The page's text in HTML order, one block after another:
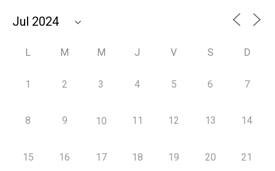
L M M J V S D
1 2 3 4 5 6 7
8 9 10 11 12 13 14
15 16 17 18 19 20 21